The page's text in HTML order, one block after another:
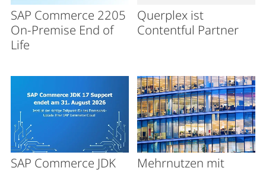
SAP Commerce 2205
On-Premise End of
Life
Querplex ist
Contentful Partner
SAP Commerce JDK
Mehrnutzen mit